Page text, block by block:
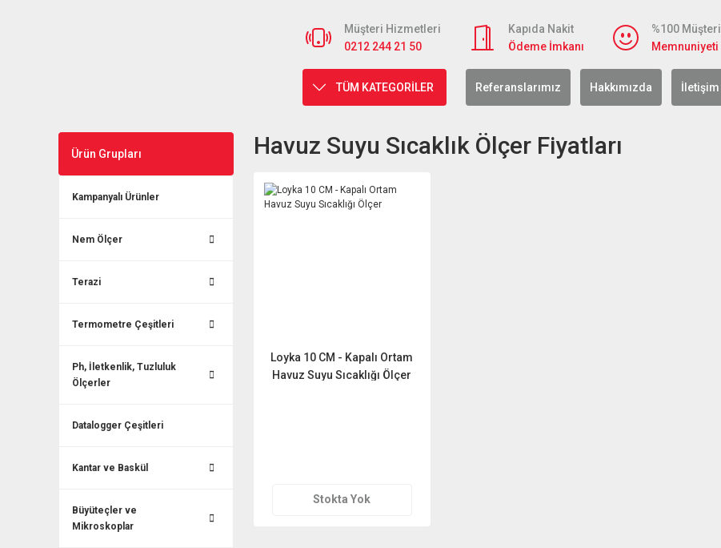
Müşteri Hizmetleri
0212 244 21 50
Kapıda Nakit
Ödeme İmkanı
%100 Müşteri
Memnuniyeti
TÜM KATEGORİLER Referanslarımız Hakkımızda İletişim
Ürün Grupları
Kampanyalı Ürünler
Nem Ölçer
Terazi
Termometre Çeşitleri
Ph, İletkenlik, Tuzluluk
Ölçerler
Datalogger Çeşitleri
Kantar ve Baskül
Büyüteçler ve
Mikroskoplar
Havuz Suyu Sıcaklık Ölçer Fiyatları
Loyka 10 CM - Kapalı Ortam
Havuz Suyu Sıcaklığı Ölçer
Stokta Yok